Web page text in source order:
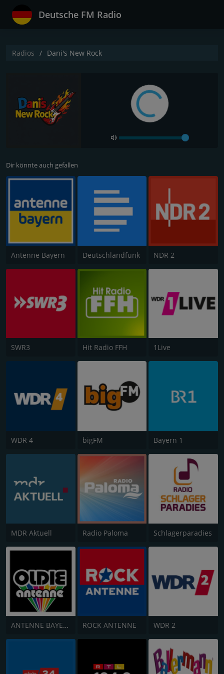
Deutsche FM Radio
Radios Dani's New Rock
Dir könnte auch gefallen
Antenne Bayern Deutschlandfunk NDR 2
SWR3 Hit Radio FFH 1Live
WDR 4 bigFM Bayern 1
MDR Aktuell Radio Paloma Schlagerparadies
ANTENNE BAYERN Oldies but Goldies ROCK ANTENNE WDR 2